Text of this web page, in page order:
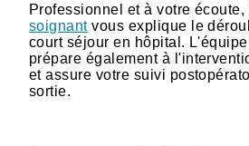
Professionnel et à votre écoute,
soignantvous explique le
court séjour en hôpital.
prépare également à
et assure votre suivi
sortie.